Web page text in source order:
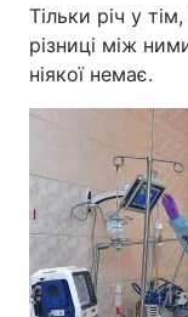
Тільки річ у
різниці між
ніякої немає.